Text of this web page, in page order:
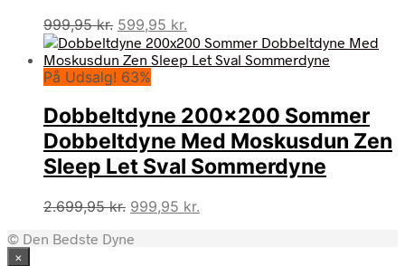
999,95kr. Den
oprindelige
pris
var:
599,95 kr.
aktuelle
pris
På Udsalg! 63%
Dobbeltdyne 200×200 Sommer
Dobbeltdyne Med Moskusdun Zen
Sleep Let Sval Sommerdyne
2.699,95kr. Den
pris
999,95 kr.
© Den Bedste Dyne
×